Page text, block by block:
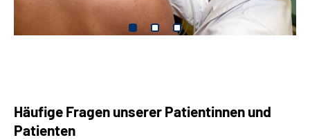
Häufige Fragen unserer Patientinnen und
Patienten